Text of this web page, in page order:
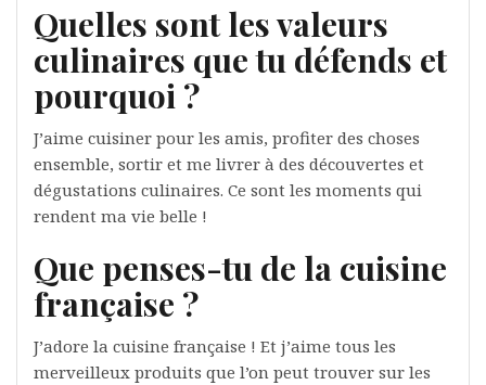
Quelles sont les valeurs
culinaires que tu défends et
pourquoi ?
J’aime cuisiner pour les amis, profiter des choses
ensemble, sortir et me livrer à des découvertes et
dégustations culinaires. Ce sont les moments qui
rendent ma vie belle !
Que penses-tu de la cuisine
française ?
J’adore la cuisine française ! Et j’aime tous les
merveilleux produits que l’on peut trouver sur les